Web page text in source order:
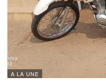
A LA UNE